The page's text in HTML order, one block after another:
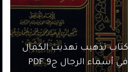
كتاب تذهيب تهذيب الكمال
في أسماء الرجال ج9 PDF